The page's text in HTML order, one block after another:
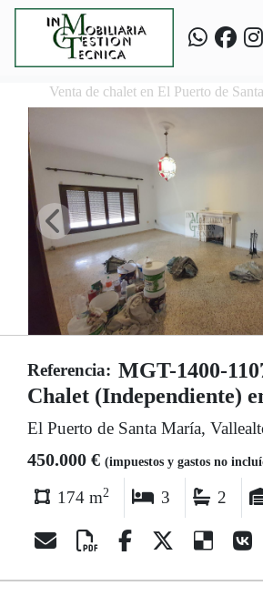
Venta de chalet en El Puerto de
Referencia: MGT-1400-
Chalet (Independiente)
El Puerto de Santa María,
450.000 € (impuestos y gastos no
174 m2 3 2